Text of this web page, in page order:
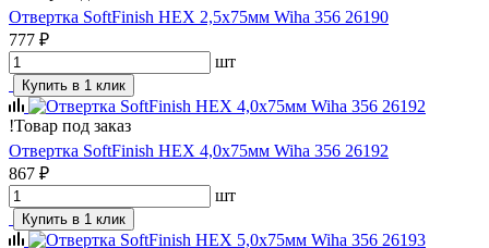
Отвертка SoftFinish HEX 2,5х75мм Wiha 356 26190
777 ₽
шт
Купить в 1 клик
!Товар под заказ
Отвертка SoftFinish HEX 4,0х75мм Wiha 356 26192
867 ₽
шт
Купить в 1 клик